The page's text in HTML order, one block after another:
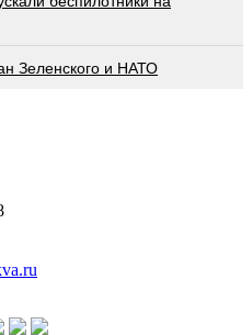
Зеленского и НАТО